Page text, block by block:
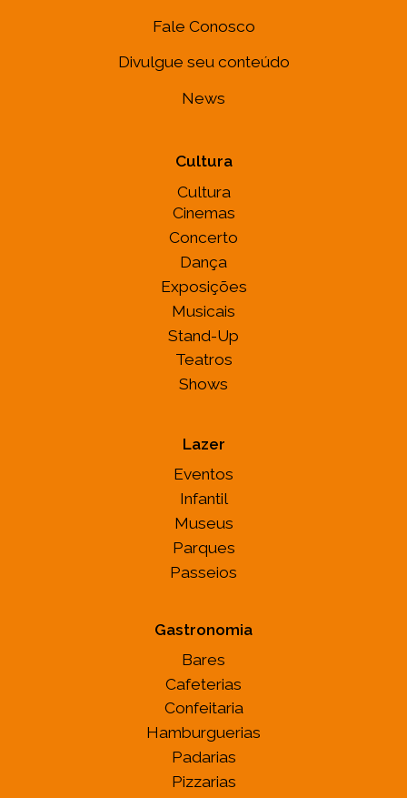
Fale Conosco
Divulgue seu conteúdo
News
Cultura
Cultura
Cinemas
Concerto
Dança
Exposições
Musicais
Stand-Up
Teatros
Shows
Lazer
Eventos
Infantil
Museus
Parques
Passeios
Gastronomia
Bares
Cafeterias
Confeitaria
Hamburguerias
Padarias
Pizzarias